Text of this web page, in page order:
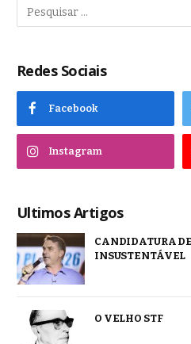
Redes Sociais
Facebook
Instagram
Ultimos Artigos
CANDIDATURA
INSUSTENTÁVEL
O VELHO STF